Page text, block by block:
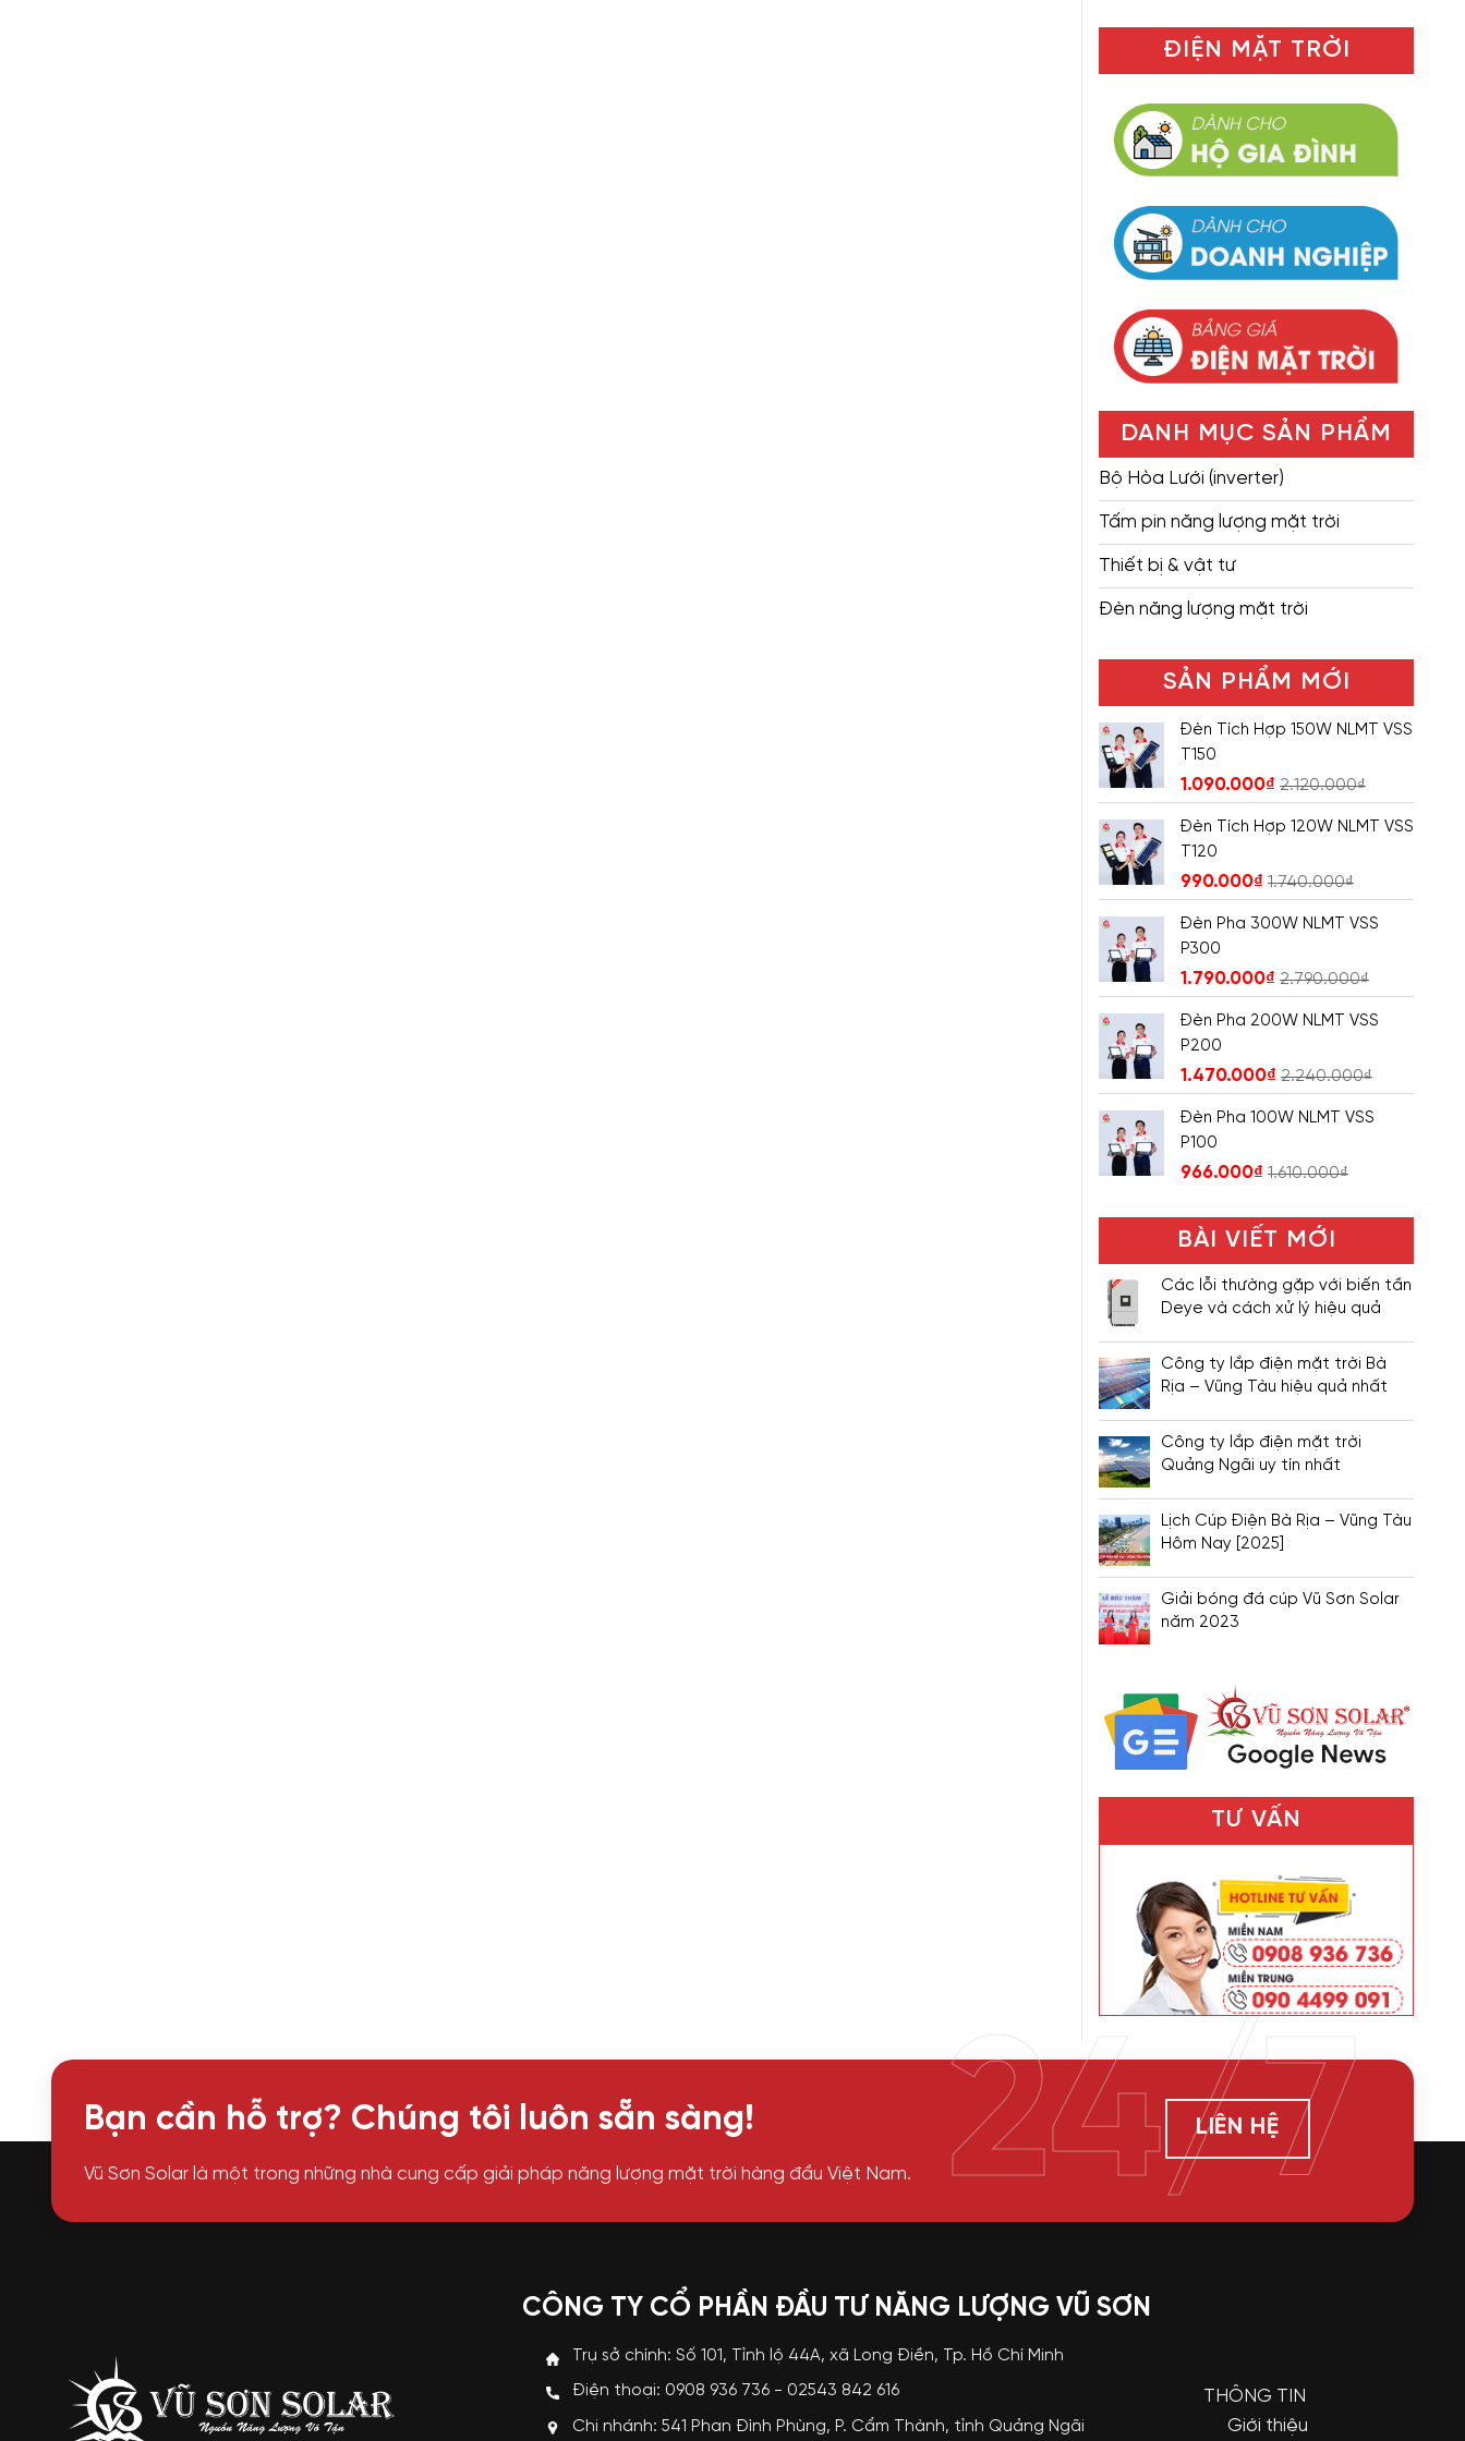
ĐIỆN MẶT TRỜI
DANH MỤC SẢN PHẨM
Bộ Hòa Lưới (inverter)
Tấm pin năng lượng mặt trời
Thiết bị & vật tư
Đèn năng lượng mặt trời
SẢN PHẨM MỚI
Đèn Tích Hợp 150W NLMT VSS
T150
1.090.000₫ 2.120.000₫
Đèn Tích Hợp 120W NLMT VSS
T120
990.000₫ 1.740.000₫
Đèn Pha 300W NLMT VSS
P300
1.790.000₫ 2.790.000₫
Đèn Pha 200W NLMT VSS
P200
1.470.000₫ 2.240.000₫
Đèn Pha 100W NLMT VSS
P100
966.000₫ 1.610.000₫
BÀI VIẾT MỚI
Các lỗi thường gặp với biến tần
Deye và cách xử lý hiệu quả
Công ty lắp điện mặt trời Bà
Rịa – Vũng Tàu hiệu quả nhất
Công ty lắp điện mặt trời
Quảng Ngãi uy tín nhất
Lịch Cúp Điện Bà Rịa – Vũng Tàu
Hôm Nay [2025]
Giải bóng đá cúp Vũ Sơn Solar
năm 2023
TƯ VẤN
Bạn cần hỗ trợ? Chúng tôi luôn sẵn sàng!
Vũ Sơn Solar là một trong những nhà cung cấp giải pháp năng lượng mặt trời hàng đầu Việt Nam.
LIÊN HỆ
24/7
CÔNG TY CỔ PHẦN ĐẦU TƯ NĂNG LƯỢNG VŨ SƠN
Trụ sở chính: Số 101, Tỉnh lộ 44A, xã Long Điền, Tp. Hồ Chí Minh
Điện thoại: 0908 936 736 - 02543 842 616
Chi nhánh: 541 Phan Đình Phùng, P. Cẩm Thành, tỉnh Quảng Ngãi
THÔNG TIN
Giới thiệu